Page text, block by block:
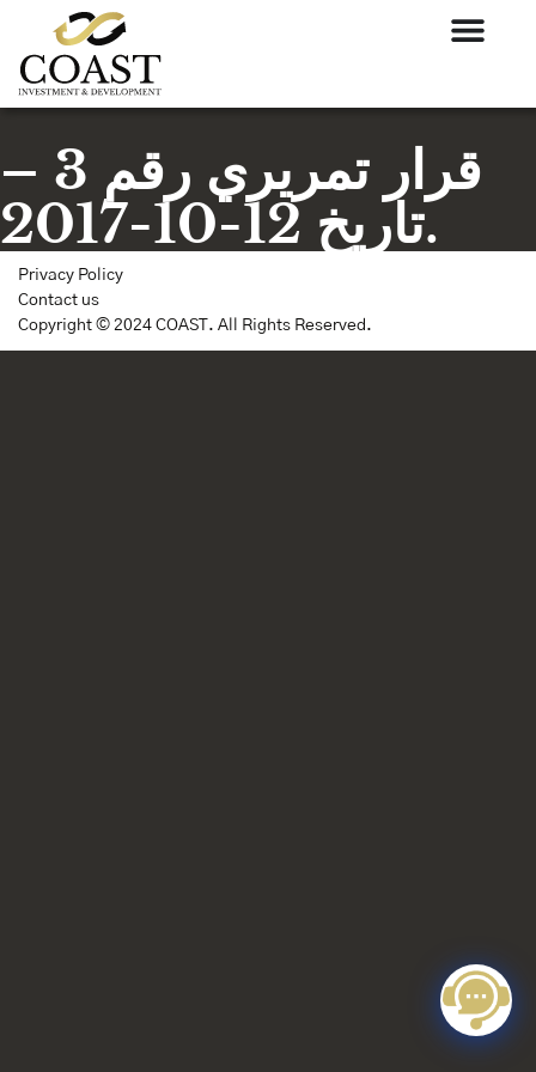
قرار تمريري رقم 3 –
تاريخ 12-10-2017.
Privacy Policy
Contact us
Copyright © 2024 COAST. All Rights Reserved.